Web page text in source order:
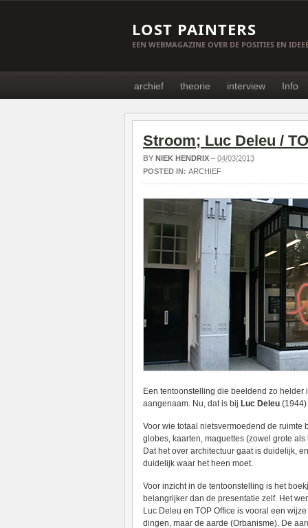
LOST PAINTERS
EEN WEBMAGAZINE OVER DE POSITIES EN
archief theorie interview Info
Stroom; Luc Deleu /
BY NIEK HENDRIX – 04/03/2013
POSTED IN: ARCHIEF
Een tentoonstelling die beeldend zo
aangenaam. Nu, dat is bij Luc Deleu
Voor wie totaal nietsvermoedend de
globes, kaarten, maquettes (zowel grote
Dat het over architectuur gaat is duidelijk,
duidelijk waar het heen moet.
Voor inzicht in de tentoonstelling is het
belangrijker dan de presentatie zelf. Het
Luc Deleu en TOP Office is vooral een
dingen, maar de aarde (Orbanisme). De